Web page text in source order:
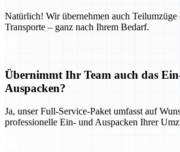
Natürlich! Wir übernehmen auch Teilumzüge
Transporte – ganz nach Ihrem Bedarf.
Übernimmt Ihr Team auch das
Auspacken?
Ja, unser Full-Service-Paket umfasst auf
professionelle Ein- und Auspacken Ihrer